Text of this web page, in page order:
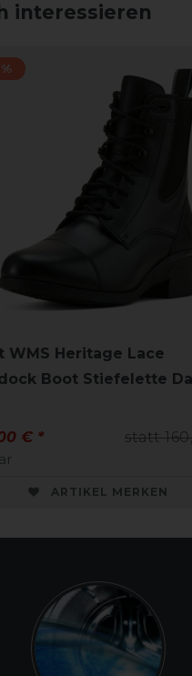
interessieren
WMS Heritage Lace
Boot Stiefelette
statt
€ *
ARTIKEL MERKEN